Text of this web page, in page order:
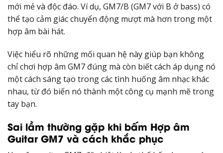
mới mẻ và độc đáo. Ví dụ, GM7/B (GM7 với B ở bass) có
thể tạo cảm giác chuyển động mượt mà hơn trong một
hợp âm bài hát.
Việc hiểu rõ những mối quan hệ này giúp bạn không
chỉ chơi hợp âm GM7 đúng mà còn biết cách áp dụng nó
một cách sáng tạo trong các tình huống âm nhạc khác
nhau, từ đó biến nó thành một công cụ mạnh mẽ trong
tay bạn.
Sai lầm thường gặp khi bấm Hợp âm
Guitar GM7 và cách khắc phục